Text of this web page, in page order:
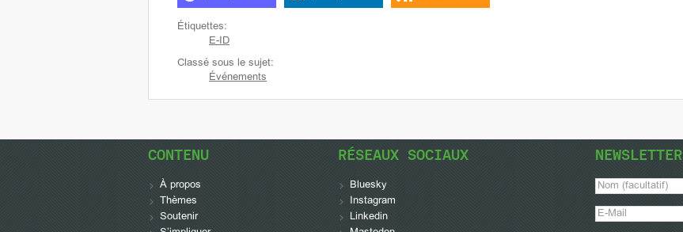
Étiquettes:
E-ID
Classé sous le sujet:
Événements
CONTENU
À propos
Thèmes
Soutenir
RÉSEAUX SOCIAUX
Bluesky
Instagram
Linkedin
NEWSLETTER